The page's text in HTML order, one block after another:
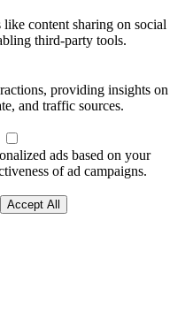
content sharing on social
third-party tools.
providing insights on
and traffic sources.
ads based on your
of ad campaigns.
Accept All